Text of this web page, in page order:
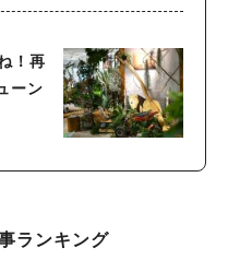
！再
ーン
ランキング